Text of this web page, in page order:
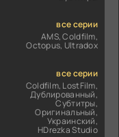
все серии
AMS, Coldfilm,
Octopus, Ultradox
все серии
Coldfilm, LostFilm,
Дублированный,
Субтитры,
Оригинальный,
Украинский,
HDrezka Studio